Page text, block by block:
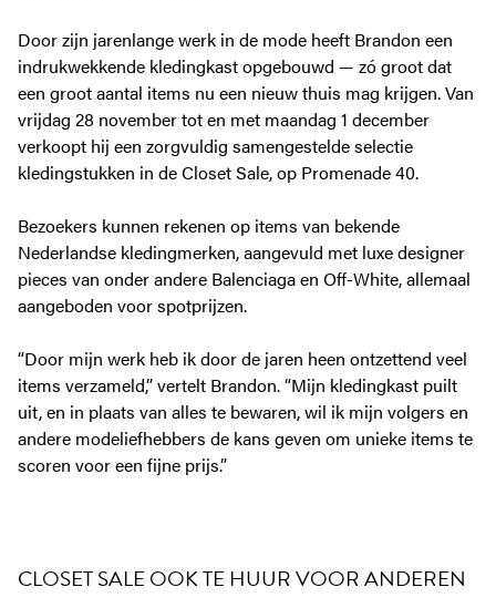
Door zijn jarenlange werk in de mode heeft Brandon een
indrukwekkende kledingkast opgebouwd — zó groot dat
een groot aantal items nu een nieuw thuis mag krijgen. Van
vrijdag 28 november tot en met maandag 1 december
verkoopt hij een zorgvuldig samengestelde selectie
kledingstukken in de Closet Sale, op Promenade 40.
Bezoekers kunnen rekenen op items van bekende
Nederlandse kledingmerken, aangevuld met luxe designer
pieces van onder andere Balenciaga en Off-White, allemaal
aangeboden voor spotprijzen.
“Door mijn werk heb ik door de jaren heen ontzettend veel
items verzameld,” vertelt Brandon. “Mijn kledingkast puilt
uit, en in plaats van alles te bewaren, wil ik mijn volgers en
andere modeliefhebbers de kans geven om unieke items te
scoren voor een fijne prijs.”
CLOSET SALE OOK TE HUUR VOOR ANDEREN